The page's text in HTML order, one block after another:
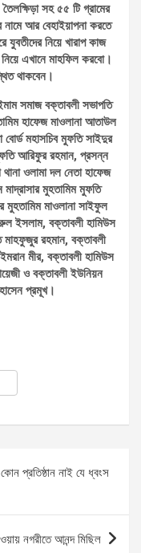
সহ ৫৫ টি গ্রামের
আর বেহাইয়াপনা করতে
যুবতীদের নিয়ে খারাপ কাজ
এখানে মাহফিল করবো।
থাকবেন।
সমাজ বক্তাবলী সভাপতি
হাফেজ মাওলানা আতাউল
বোর্ড মহাসচিব মুফতি সাইদুর
আরিফুর রহমান, প্রসন্ন
ওলামা দল নেতা হাফেজ
মুহতামিম মুফতি
মুহতামিম মাওলানা সাইফুল
ইসলাম, বক্তাবলী হামিউস
মাহফুজুর রহমান, বক্তাবলী
মীর, বক্তাবলী হামিউস
ও বক্তাবলী ইউনিয়ন
প্রমূখ।
প্রতিষ্ঠান নাই যে ধ্বংস
নগরীতে আনন্দ মিছিল